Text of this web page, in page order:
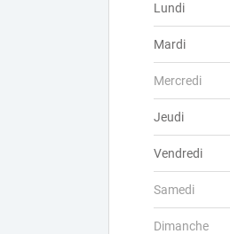
Lundi
Mardi
Mercredi
Jeudi
Vendredi
Samedi
Dimanche